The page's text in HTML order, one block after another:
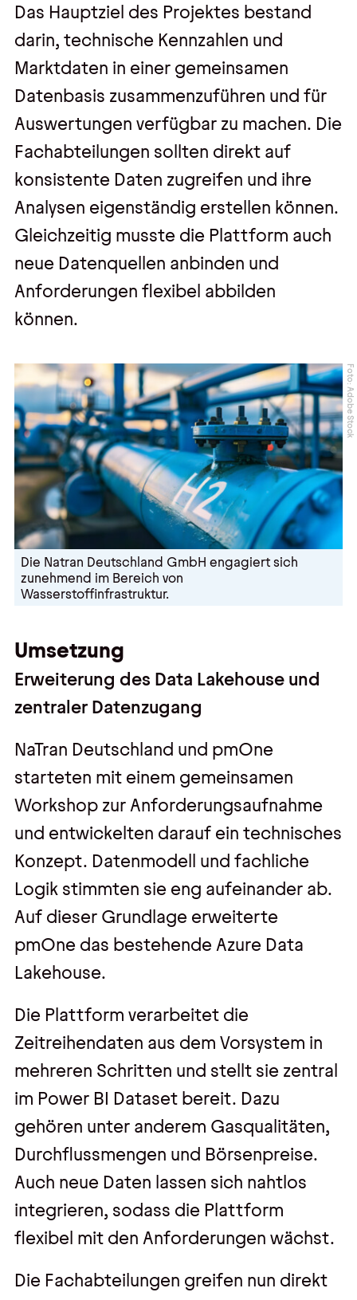
Das Hauptziel des Projektes bestand
darin, technische Kennzahlen und
Marktdaten in einer gemeinsamen
Datenbasis zusammenzuführen und für
Auswertungen verfügbar zu machen. Die
Fachabteilungen sollten direkt auf
konsistente Daten zugreifen und ihre
Analysen eigenständig erstellen können.
Gleichzeitig musste die Plattform auch
neue Datenquellen anbinden und
Anforderungen flexibel abbilden
können.
Die Natran Deutschland GmbH engagiert sich
zunehmend im Bereich von
Wasserstoffinfrastruktur.
Foto: Adobe Stock
Umsetzung
Erweiterung des Data Lakehouse und
zentraler Datenzugang
NaTran Deutschland und pmOne
starteten mit einem gemeinsamen
Workshop zur Anforderungsaufnahme
und entwickelten darauf ein technisches
Konzept. Datenmodell und fachliche
Logik stimmten sie eng aufeinander ab.
Auf dieser Grundlage erweiterte
pmOne das bestehende Azure Data
Lakehouse.
Die Plattform verarbeitet die
Zeitreihendaten aus dem Vorsystem in
mehreren Schritten und stellt sie zentral
im Power BI Dataset bereit. Dazu
gehören unter anderem Gasqualitäten,
Durchflussmengen und Börsenpreise.
Auch neue Daten lassen sich nahtlos
integrieren, sodass die Plattform
flexibel mit den Anforderungen wächst.
Die Fachabteilungen greifen nun direkt